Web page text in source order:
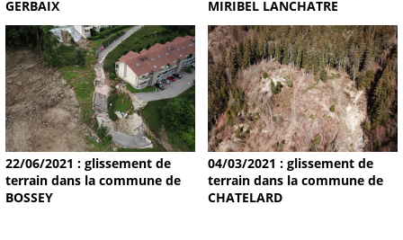
GERBAIX
MIRIBEL LANCHATRE
22/06/2021 : glissement de
terrain dans la commune de
BOSSEY
04/03/2021 : glissement de
terrain dans la commune de
CHATELARD